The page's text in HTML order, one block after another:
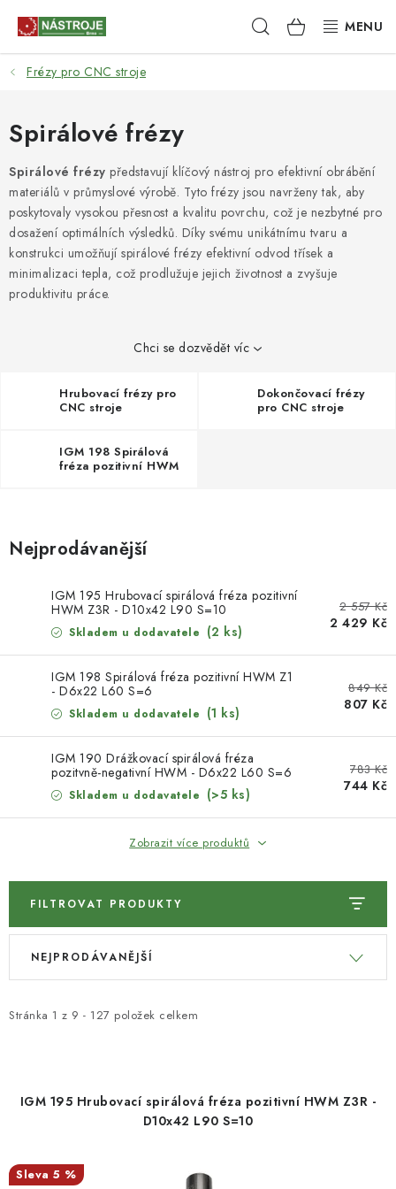
Hledat NÁKUPNÍ
KOŠÍK
NÁSTROJE
AKCE
BRUSIVO
ELEKTRONÁŘADÍ
LEPENÍ A SPOJOVÁNÍ
RUČNÍ NÁŘADÍ, PŘÍPRAVKY
KONTAKTY
DÁRKOVÉ POUKAZY
NÁSTROJE PRO STOLAŘE
NÁSTROJE PRO ŘEZÁNÍ DŘEVA
NÁSTROJE PRO FRÉZOVÁNÍ
NÁSTROJE PRO ŘEZÁNÍ KOVU
POTŘEBUJI DOBRÝ STROJ
Frézy pro CNC stroje
Spirálové frézy
Spirálové frézy představují klíčový nástroj pro efektivní obrábění
materiálů v průmyslové výrobě. Tyto frézy jsou navrženy tak, aby
poskytovaly vysokou přesnost a kvalitu povrchu, což je nezbytné pro
dosažení optimálních výsledků. Díky svému unikátnímu tvaru a
konstrukci umožňují spirálové frézy efektivní odvod třísek a
minimalizaci tepla, což prodlužuje jejich životnost a zvyšuje
produktivitu práce.
Chci se dozvědět víc
Hrubovací frézy pro
CNC stroje
Dokončovací frézy
pro CNC stroje
IGM 198 Spirálová
fréza pozitivní HWM
Nejprodávanější
IGM 195 Hrubovací spirálová fréza pozitivní
HWM Z3R - D10x42 L90 S=10
Skladem u dodavatele (2 ks)
2 557 Kč
2 429 Kč
IGM 198 Spirálová fréza pozitivní HWM Z1
- D6x22 L60 S=6
Skladem u dodavatele (1 ks)
849 Kč
807 Kč
IGM 190 Drážkovací spirálová fréza
pozitvně-negativní HWM - D6x22 L60 S=6
Z1+1Skladem u dodavatele (>5 ks)
783 Kč
744 Kč
Zobrazit více produktů
FILTROVAT PRODUKTY
V
i
u
Stránka 1 z 9 - 127 položek celkem
Ř
e
d
NEJPRODÁVANĚJŠÍ
IGM 195 Hrubovací spirálová fréza pozitivní HWM Z3R -
D10x42 L90 S=10
5 %